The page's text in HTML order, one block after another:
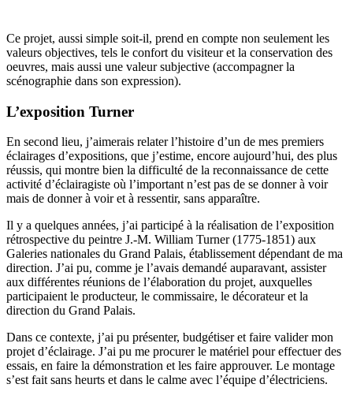
Ce projet, aussi simple soit-il, prend en compte non seulement les
valeurs objectives, tels le confort du visiteur et la conservation des
oeuvres, mais aussi une valeur subjective (accompagner la
scénographie dans son expression).
L’exposition Turner
En second lieu, j’aimerais relater l’histoire d’un de mes premiers
éclairages d’expositions, que j’estime, encore aujourd’hui, des plus
réussis, qui montre bien la difficulté de la reconnaissance de cette
activité d’éclairagiste où l’important n’est pas de se donner à voir
mais de donner à voir et à ressentir, sans apparaître.
Il y a quelques années, j’ai participé à la réalisation de l’exposition
rétrospective du peintre J.-M. William Turner (1775-1851) aux
Galeries nationales du Grand Palais, établissement dépendant de ma
direction. J’ai pu, comme je l’avais demandé auparavant, assister
aux différentes réunions de l’élaboration du projet, auxquelles
participaient le producteur, le commissaire, le décorateur et la
direction du Grand Palais.
Dans ce contexte, j’ai pu présenter, budgétiser et faire valider mon
projet d’éclairage. J’ai pu me procurer le matériel pour effectuer des
essais, en faire la démonstration et les faire approuver. Le montage
s’est fait sans heurts et dans le calme avec l’équipe d’électriciens.